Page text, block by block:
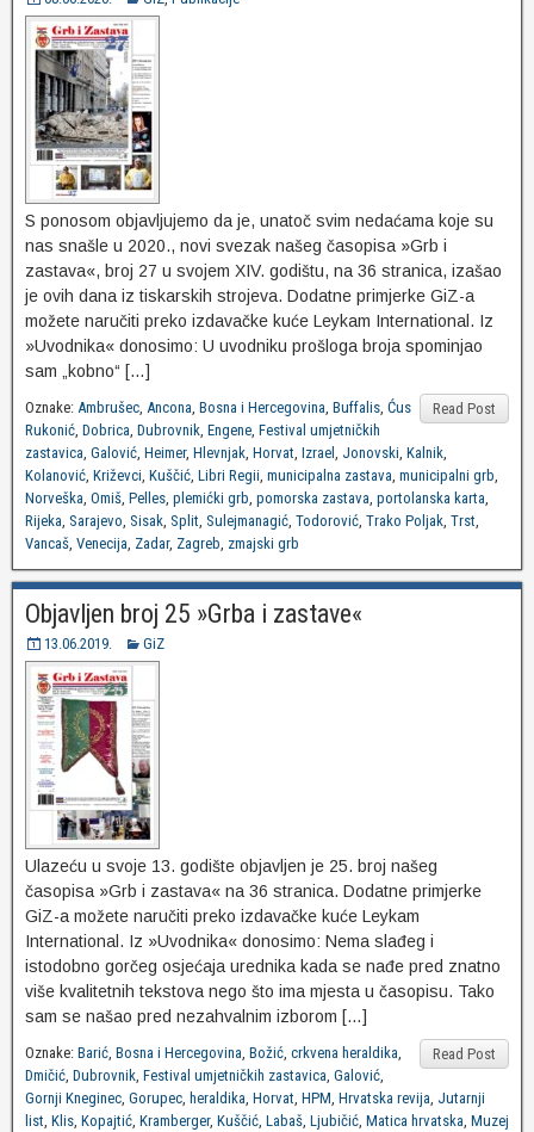
S ponosom objavljujemo da je, unatoč svim nedaćama koje su
nas snašle u 2020., novi svezak našeg časopisa »Grb i
zastava«, broj 27 u svojem XIV. godištu, na 36 stranica, izašao
je ovih dana iz tiskarskih strojeva. Dodatne primjerke GiZ-a
možete naručiti preko izdavačke kuće Leykam International. Iz
»Uvodnika« donosimo: U uvodniku prošloga broja spominjao
sam „kobno“ […]
Read Post
Oznake: Ambrušec, Ancona, Bosna i Hercegovina, Buffalis, Ćus
Rukonić, Dobrica, Dubrovnik, Engene, Festival umjetničkih
zastavica, Galović, Heimer, Hlevnjak, Horvat, Izrael , Jonovski, Kalnik,
Kolanović, Križevci, Kuščić, Libri Regii, municipalna zastava, municipalni grb,
Norveška, Omiš, Pelles, plemićki grb, pomorska zastava, portolanska karta,
Rijeka, Sarajevo, Sisak, Split, Sulejmanagić, Todorović, Trako Poljak, Trst,
Vancaš, Venecija, Zadar, Zagreb, zmajski grb
Objavljen broj 25 »Grba i zastave«
13.06.2019. GiZ
Ulazeću u svoje 13. godište objavljen je 25. broj našeg
časopisa »Grb i zastava« na 36 stranica. Dodatne primjerke
GiZ-a možete naručiti preko izdavačke kuće Leykam
International. Iz »Uvodnika« donosimo: Nema slađeg i
istodobno gorčeg osjećaja urednika kada se nađe pred znatno
više kvalitetnih tekstova nego što ima mjesta u časopisu. Tako
sam se našao pred nezahvalnim izborom […]
Read Post
Oznake: Barić, Bosna i Hercegovina, Božić, crkvena heraldika,
Dmičić, Dubrovnik, Festival umjetničkih zastavica, Galović,
Gornji Kneginec, Gorupec, heraldika, Horvat, HPM, Hrvatska revija, Jutarnji
list, Klis, Kopajtić, Kramberger, Kuščić, Labaš, Ljubičić, Matica hrvatska, Muzej